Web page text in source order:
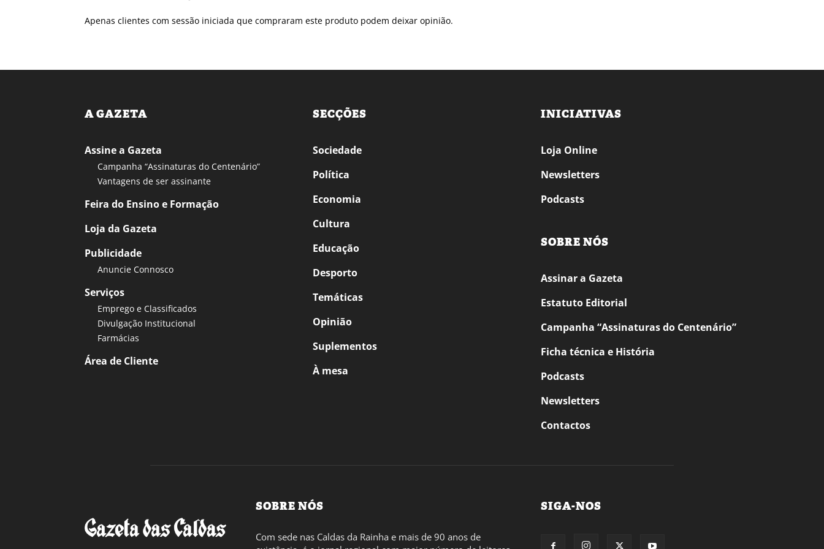
Apenas clientes com sessão iniciada que compraram este produto podem deixar opinião.
A GAZETA
Assine a Gazeta
Campanha “Assinaturas do Centenário”
Vantagens de ser assinante
Feira do Ensino e Formação
Loja da Gazeta
Publicidade
Anuncie Connosco
Serviços
Emprego e Classificados
Divulgação Institucional
Farmácias
Área de Cliente
SECÇÕES
Sociedade
Política
Economia
Cultura
Educação
Desporto
Temáticas
Opinião
Suplementos
À mesa
INICIATIVAS
Loja Online
Newsletters
Podcasts
SOBRE NÓS
Assinar a Gazeta
Estatuto Editorial
Campanha “Assinaturas do Centenário”
Ficha técnica e História
Podcasts
Newsletters
Contactos
SOBRE NÓS
Com sede nas Caldas da Rainha e mais de 90 anos de
SIGA-NOS